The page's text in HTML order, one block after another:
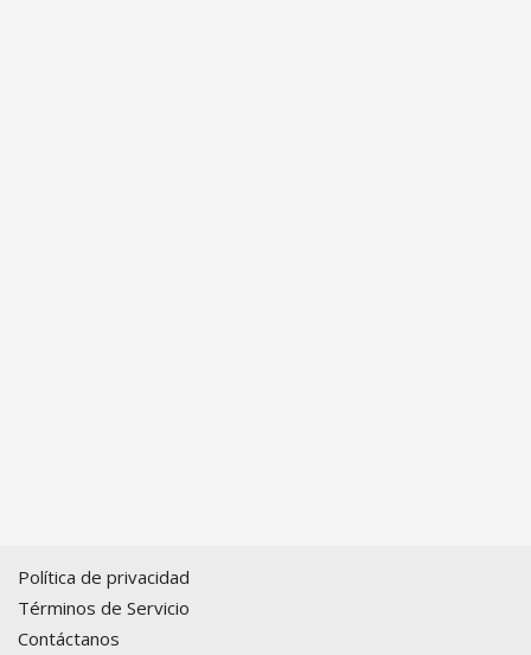
Política de privacidad
Términos de Servicio
Contáctanos